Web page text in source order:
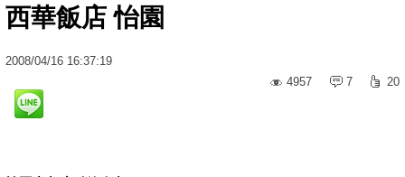
西華飯店 怡園
2008/04/16 16:37:19
4957
7 20